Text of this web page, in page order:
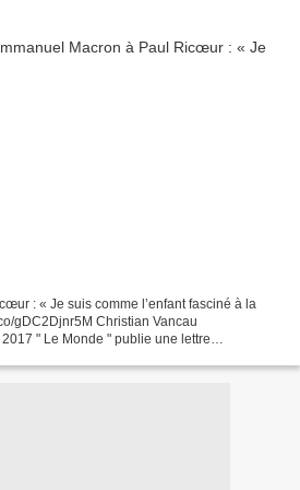
: « Je suis comme l’enfant fasciné à la
gDC2Djnr5M Christian Vancau
" Le Monde " publie une lettre